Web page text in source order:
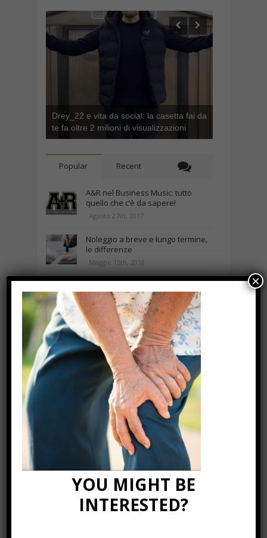
Drey_22 e vita da social: la casetta fai da
te fa oltre 2 milioni di visualizzazioni
Popular Recent
A&R nel Business Music: tutto
quello che c’è da sapere!
Agosto 27th, 2017
Noleggio a breve e lungo termine,
le differenze
Maggio 15th, 2018
Gennaio 9th, 2018
Curabitur malesuada
Ottobre 12th, 2013
NEWS IN UNA FOTO
YOU MIGHT BE
INTERESTED?
×